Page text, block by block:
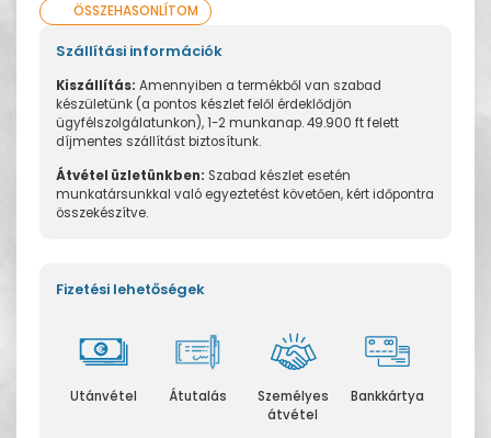
ÖSSZEHASONLÍTOM
Szállítási információk
Kiszállítás: Amennyiben a termékből van szabad
készületünk (a pontos készlet felől érdeklődjön
ügyfélszolgálatunkon), 1-2 munkanap. 49.900 ft felett
díjmentes szállítást biztosítunk.
Átvétel üzletünkben: Szabad készlet esetén
munkatársunkkal való egyeztetést követően, kért időpontra
összekészítve.
Fizetési lehetőségek
Utánvétel Átutalás
Személyes
átvétel
Bankkártya